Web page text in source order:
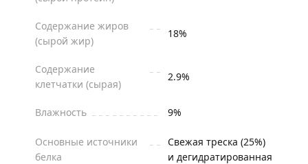
Содержание жиров
(сырой жир)
18%
Содержание
клетчатки (сырая)
2.9%
Влажность 9%
Основные источники
белка
Свежая треска (25%)
и дегидратированная